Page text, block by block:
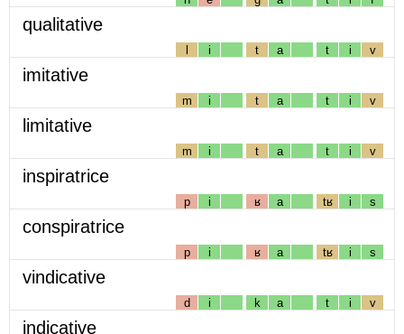
qualitative
l i t a t i v
imitative
m i t a t i v
limitative
m i t a t i v
inspiratrice
p i ʁ a tʁ i s
conspiratrice
p i ʁ a tʁ i s
vindicative
d i k a t i v
indicative